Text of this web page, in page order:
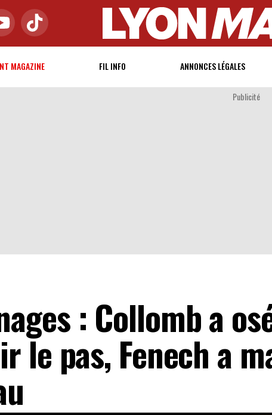
MAGAZINE FIL INFO ANNONCES LÉGALES
Publicité
: Collomb a
le pas, Fenech a